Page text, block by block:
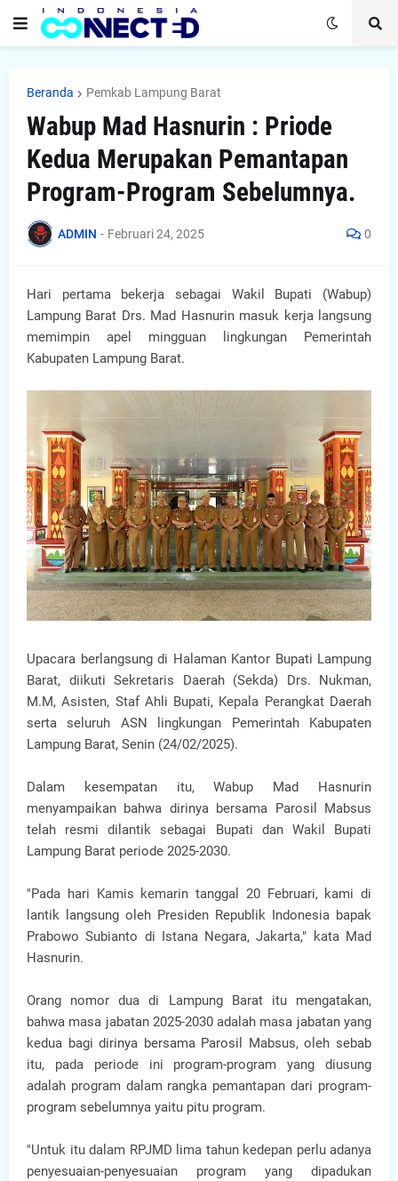
Beranda Pemkab Lampung Barat
Wabup Mad Hasnurin : Priode
Kedua Merupakan Pemantapan
Program-Program Sebelumnya.
ADMIN - Februari 24, 2025 0
Hari pertama bekerja sebagai Wakil Bupati (Wabup)
Lampung Barat Drs. Mad Hasnurin masuk kerja langsung
memimpin apel mingguan lingkungan Pemerintah
Kabupaten Lampung Barat.
Upacara berlangsung di Halaman Kantor Bupati Lampung
Barat, diikuti Sekretaris Daerah (Sekda) Drs. Nukman,
M.M, Asisten, Staf Ahli Bupati, Kepala Perangkat Daerah
serta seluruh ASN lingkungan Pemerintah Kabupaten
Lampung Barat, Senin (24/02/2025).
Dalam kesempatan itu, Wabup Mad Hasnurin
menyampaikan bahwa dirinya bersama Parosil Mabsus
telah resmi dilantik sebagai Bupati dan Wakil Bupati
Lampung Barat periode 2025-2030.
"Pada hari Kamis kemarin tanggal 20 Februari, kami di
lantik langsung oleh Presiden Republik Indonesia bapak
Prabowo Subianto di Istana Negara, Jakarta," kata Mad
Hasnurin.
Orang nomor dua di Lampung Barat itu mengatakan,
bahwa masa jabatan 2025-2030 adalah masa jabatan yang
kedua bagi dirinya bersama Parosil Mabsus, oleh sebab
itu, pada periode ini program-program yang diusung
adalah program dalam rangka pemantapan dari program-
program sebelumnya yaitu pitu program.
"Untuk itu dalam RPJMD lima tahun kedepan perlu adanya
penyesuaian-penyesuaian program yang dipadukan